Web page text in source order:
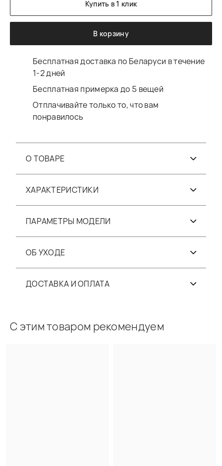
Купить в 1 клик
В корзину
Бесплатная доставка по Беларуси в течение
1-2 дней
Бесплатная примерка до 5 вещей
Отплачивайте только то, что вам
понравилось
О ТОВАРЕ
ХАРАКТЕРИСТИКИ
ПАРАМЕТРЫ МОДЕЛИ
ОБ УХОДЕ
ДОСТАВКА И ОПЛАТА
С этим товаром рекомендуем